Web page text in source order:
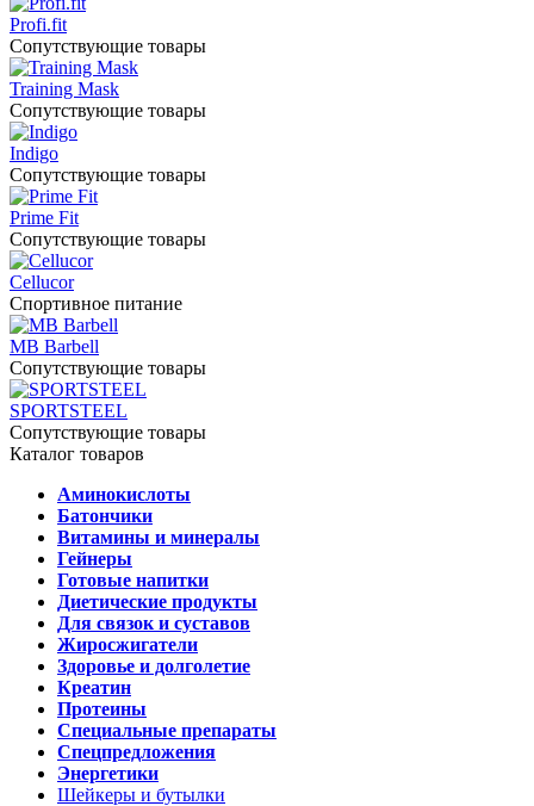
Profi.fit
Сопутствующие товары
Training Mask
Сопутствующие товары
Indigo
Сопутствующие товары
Prime Fit
Сопутствующие товары
Cellucor
Спортивное питание
MB Barbell
Сопутствующие товары
SPORTSTEEL
Сопутствующие товары
Каталог товаров
Аминокислоты
Батончики
Витамины и минералы
Гейнеры
Готовые напитки
Диетические продукты
Для связок и суставов
Жиросжигатели
Здоровье и долголетие
Креатин
Протеины
Специальные препараты
Спецпредложения
Энергетики
Шейкеры и бутылки